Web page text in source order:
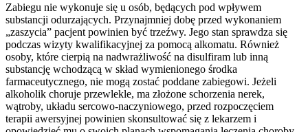
Zabiegu nie wykonuje się u osób, będących pod wpływem
substancji odurzających. Przynajmniej dobę przed wykonaniem
„zaszycia” pacjent powinien być trzeźwy. Jego stan sprawdza się
podczas wizyty kwalifikacyjnej za pomocą alkomatu. Również
osoby, które cierpią na nadwrażliwość na disulfiram lub inną
substancję wchodzącą w skład wymienionego środka
farmaceutycznego, nie mogą zostać poddane zabiegowi. Jeżeli
alkoholik choruje przewlekle, ma złożone schorzenia nerek,
wątroby, układu sercowo-naczyniowego, przed rozpoczęciem
terapii awersyjnej powinien skonsultować się z lekarzem i